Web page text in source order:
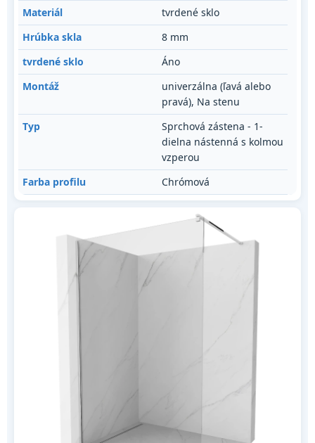
Materiál
tvrdené sklo
Hrúbka skla
8 mm
tvrdené sklo
Áno
Montáž
univerzálna (ľavá alebo
pravá), Na stenu
Typ
Sprchová zástena - 1-
dielna nástenná s kolmou
vzperou
Farba profilu
Chrómová